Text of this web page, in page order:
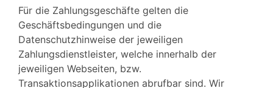
Für die Zahlungsgeschäfte gelten die
Geschäftsbedingungen und die
Datenschutzhinweise der jeweiligen
Zahlungsdienstleister, welche innerhalb der
jeweiligen Webseiten, bzw.
Transaktionsapplikationen abrufbar sind. Wir